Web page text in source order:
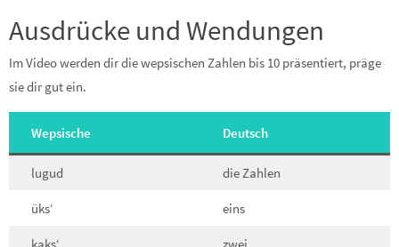
Ausdrücke und Wendungen
Im Video werden dir die wepsischen Zahlen bis 10 präsentiert, präge
sie dir gut ein.
Wepsische Deutsch
lugud die Zahlen
üks‘ eins